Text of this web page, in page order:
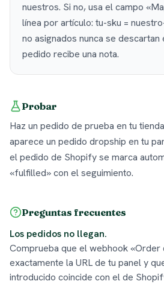
nuestros. Si no, usa el campo
línea por artículo: tu-sku =
no asignados nunca se
pedido recibe una nota.
Probar
Haz un pedido de prueba en tu
aparece un pedido dropship en tu
el pedido de Shopify se marca
«fulfilled» con el seguimiento.
Preguntas frecuentes
Los pedidos no llegan.
Comprueba que el webhook «Order
exactamente la URL de tu panel y
introducido coincide con el de